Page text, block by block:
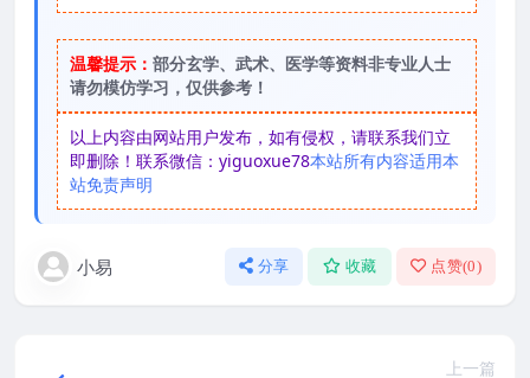
温馨提示： 部分玄学、武术、医学等资料非专业人士
请勿模仿学习，仅供参考！
以上内容由网站用户发布，如有侵权，请联系我们立
即删除！联系微信：yiguoxue78本站所有内容适用本
站免责声明
小易 分享 收藏 点赞(0)
上一篇